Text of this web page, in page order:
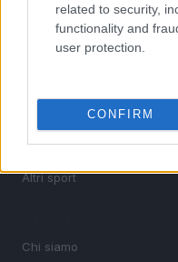
related to security,
functionality and
user protection.
CONFIRM
SEZIONI
Calcio
Basket
Motori
Altri sport
Chi siamo